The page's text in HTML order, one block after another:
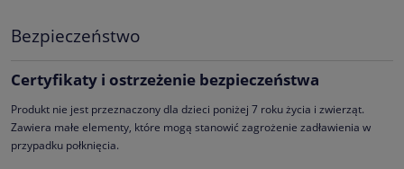
Bezpieczeństwo
Certyfikaty i ostrzeżenie bezpieczeństwa
Produkt nie jest przeznaczony dla dzieci poniżej 7 roku życia i zwierząt.
Zawiera małe elementy, które mogą stanowić zagrożenie zadławienia w
przypadku połknięcia.